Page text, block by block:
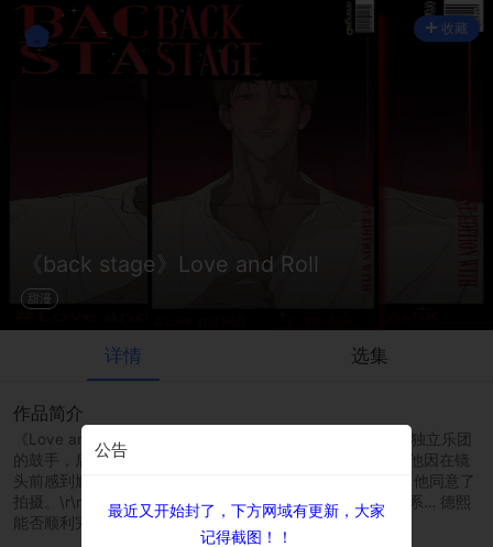
《back stage》Love and Roll
甜漫
收藏
详情 选集
作品简介
《Love and Roll》\r\n平台:ridibooks\r\n德熙是一位不知名独立乐团
的鼓手，后来成为着名乐团并收到了拍摄照片的邀请。\r\n他因在镜
头前感到尴尬而拒绝拍照，但因为暗恋并仰慕已久的李真，他同意了
拍摄。\r\n但不知为何，他误会了李真，引诱他发生肉体关系… 德熙
能否顺利完成写真拍摄，并与李真实现单恋呢？
公告
最近又开始封了，下方网域有更新，大家
记得截图！！